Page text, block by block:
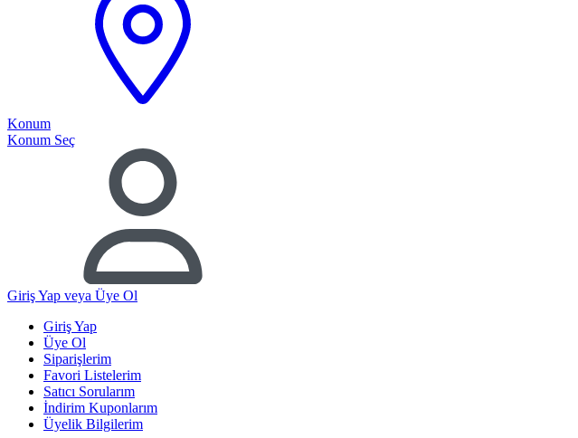
Konum
Konum Seç
Giriş Yap veya Üye Ol
Giriş Yap
Üye Ol
Siparişlerim
Favori Listelerim
Satıcı Sorularım
İndirim Kuponlarım
Üyelik Bilgilerim